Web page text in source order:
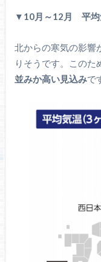
▼10月～12月 平均
北からの寒気の影響
りそうです。このた
並みか高い見込みで